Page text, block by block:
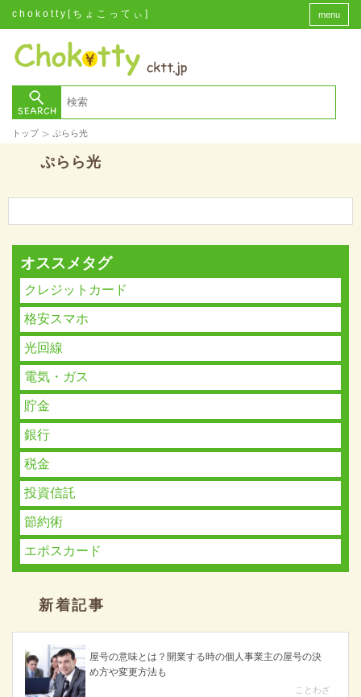
chokotty[ちょこってぃ] menu
トップ > ぷらら光
ぷらら光
オススメタグ
クレジットカード
格安スマホ
光回線
電気・ガス
貯金
銀行
税金
投資信託
節約術
エポスカード
新着記事
屋号の意味とは？開業する時の個人事業主の屋号の決
め方や変更方法も
ことわざ